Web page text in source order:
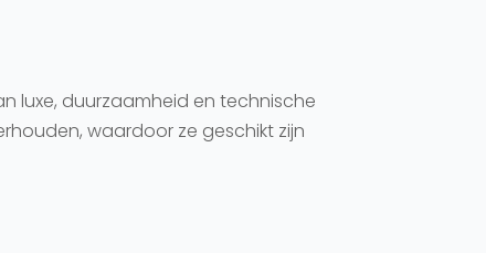
luxe, duurzaamheid en technische
waardoor ze geschikt zijn